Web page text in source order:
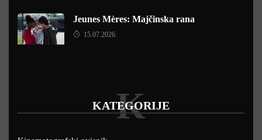
Jeunes Mères: Majčinska rana
15.07.2026.
KATEGORIJE
K